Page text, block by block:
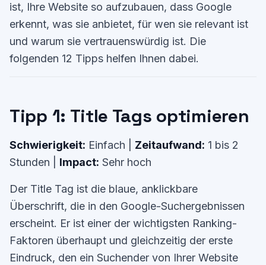
ist, Ihre Website so aufzubauen, dass Google
erkennt, was sie anbietet, für wen sie relevant ist
und warum sie vertrauenswürdig ist. Die
folgenden 12 Tipps helfen Ihnen dabei.
Tipp 1: Title Tags optimieren
Schwierigkeit: Einfach | Zeitaufwand: 1 bis 2
Stunden | Impact: Sehr hoch
Der Title Tag ist die blaue, anklickbare
Überschrift, die in den Google-Suchergebnissen
erscheint. Er ist einer der wichtigsten Ranking-
Faktoren überhaupt und gleichzeitig der erste
Eindruck, den ein Suchender von Ihrer Website